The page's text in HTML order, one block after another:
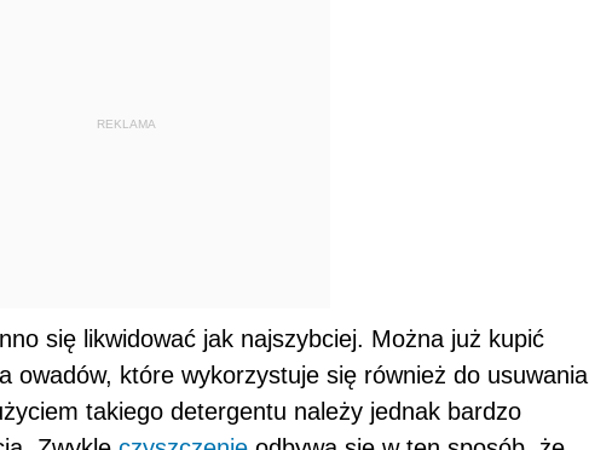
REKLAMA
się likwidować jak najszybciej. Można już kupić
owadów, które wykorzystuje się również do usuwania
takiego detergentu należy jednak bardzo